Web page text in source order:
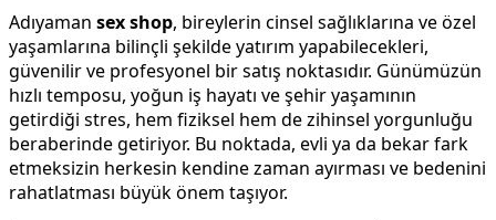
Adıyaman sex shop, bireylerin cinsel sağlıklarına ve özel
yaşamlarına bilinçli şekilde yatırım yapabilecekleri,
güvenilir ve profesyonel bir satış noktasıdır. Günümüzün
hızlı temposu, yoğun iş hayatı ve şehir yaşamının
getirdiği stres, hem fiziksel hem de zihinsel yorgunluğu
beraberinde getiriyor. Bu noktada, evli ya da bekar fark
etmeksizin herkesin kendine zaman ayırması ve bedenini
rahatlatması büyük önem taşıyor.